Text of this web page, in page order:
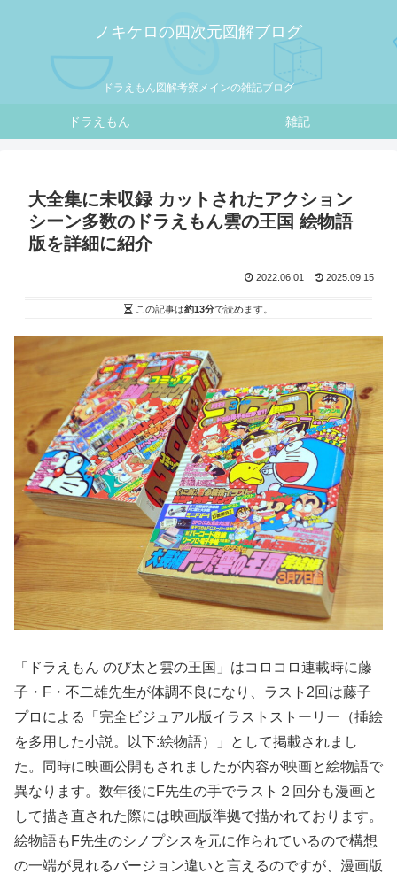
ノキケロの四次元図解ブログ
ドラえもん図解考察メインの雑記ブログ
ドラえもん 雑記
大全集に未収録 カットされたアクション
シーン多数のドラえもん雲の王国 絵物語
版を詳細に紹介
2022.06.01 2025.09.15
この記事は約13分で読めます。
「ドラえもん のび太と雲の王国」はコロコロ連載時に藤
子・F・不二雄先生が体調不良になり、ラスト2回は藤子
プロによる「完全ビジュアル版イラストストーリー（挿絵
を多用した小説。以下:絵物語）」として掲載されまし
た。同時に映画公開もされましたが内容が映画と絵物語で
異なります。数年後にF先生の手でラスト２回分も漫画と
して描き直された際には映画版準拠で描かれております。
絵物語もF先生のシノプシスを元に作られているので構想
の一端が見れるバージョン違いと言えるのですが、漫画版